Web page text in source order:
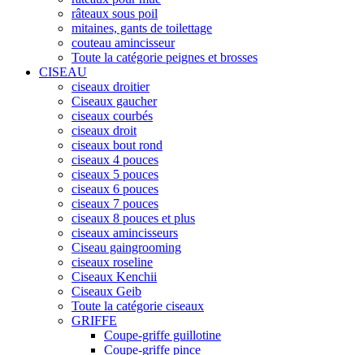
râteaux sous poil
mitaines, gants de toilettage
couteau amincisseur
Toute la catégorie peignes et brosses
CISEAU
ciseaux droitier
Ciseaux gaucher
ciseaux courbés
ciseaux droit
ciseaux bout rond
ciseaux 4 pouces
ciseaux 5 pouces
ciseaux 6 pouces
ciseaux 7 pouces
ciseaux 8 pouces et plus
ciseaux amincisseurs
Ciseau gaingrooming
ciseaux roseline
Ciseaux Kenchii
Ciseaux Geib
Toute la catégorie ciseaux
GRIFFE
Coupe-griffe guillotine
Coupe-griffe pince